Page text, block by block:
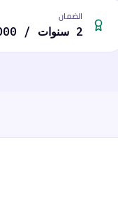
الضمان
2 سنوات / 80,000 كم